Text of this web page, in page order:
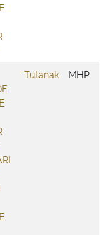
Tutanak MHP